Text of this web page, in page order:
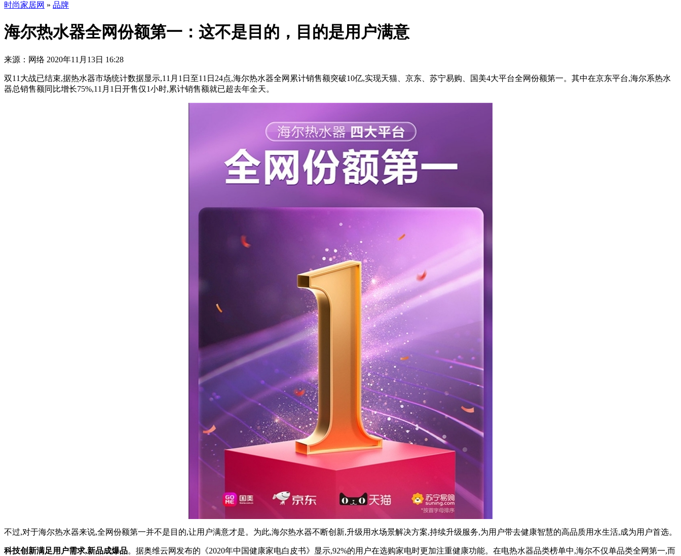
时尚家居网 » 品牌
海尔热水器全网份额第一：这不是目的，目的是用户满意
来源：网络 2020年11月13日 16:28
双11大战已结束,据热水器市场统计数据显示,11月1日至11日24点,海尔热水器全网累计销售额突破10亿,实现天猫、京东、苏宁易购、国美4大平台全网份额第一。其中在京东平台,海尔系热水
器总销售额同比增长75%,11月1日开售仅1小时,累计销售额就已超去年全天。
不过,对于海尔热水器来说,全网份额第一并不是目的,让用户满意才是。为此,海尔热水器不断创新,升级用水场景解决方案,持续升级服务,为用户带去健康智慧的高品质用水生活,成为用户首选。
科技创新满足用户需求,新品成爆品。据奥维云网发布的《2020年中国健康家电白皮书》显示,92%的用户在选购家电时更加注重健康功能。在电热水器品类榜单中,海尔不仅单品类全网第一,而